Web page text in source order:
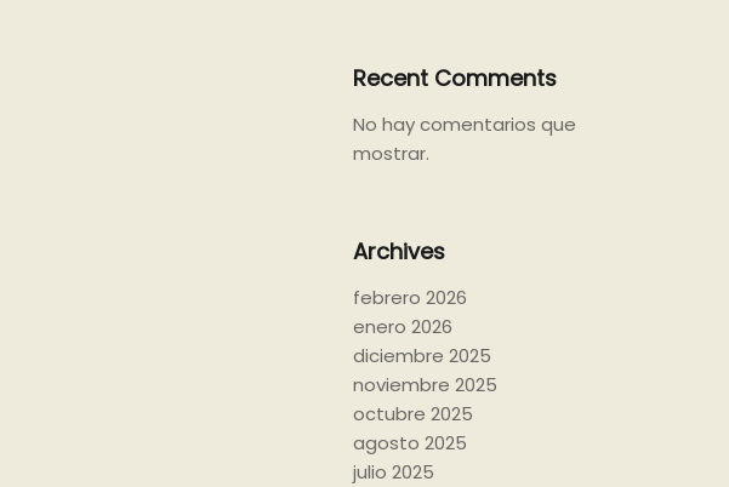
Recent Comments
No hay comentarios que
mostrar.
Archives
febrero 2026
enero 2026
diciembre 2025
noviembre 2025
octubre 2025
agosto 2025
julio 2025